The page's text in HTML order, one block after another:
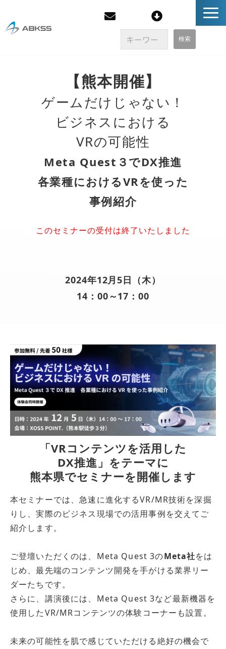
イベント・セミナー
【熊本開催】
ゲームだけじゃない！
ビジネスにおける
VRの可能性
Meta Quest３でDX推進
各業種におけるVRを使った
事例紹介
このセミナーの受付は終了いたしました
2024年12月5日（木）
14：00～17：00
「VRコンテンツを活用した
DX推進」をテーマに
熊本県でセミナーを開催します
本セミナーでは、急速に進化するVR/MR技術を深掘
りし、実際のビジネス現場での活用事例を交えてご
紹介します。
ご登壇いただくのは、Meta Quest 3のMeta社をは
じめ、最先端のコンテンツ開発を手がける業界リー
ダーたちです。
さらに、講演後には、Meta Quest 3など最新機器を
使用したVR/MRコンテンツの体験コーナーも設置。
未来の可能性を肌で感じていただける絶好の機会で